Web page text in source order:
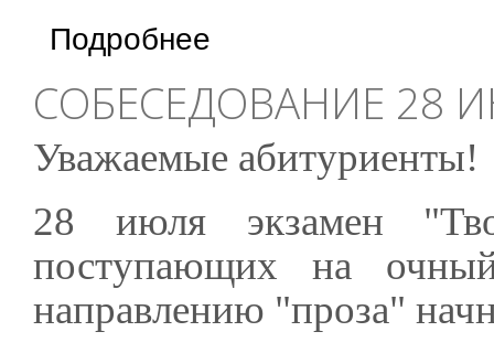
Подробнее
СОБЕСЕДОВАНИЕ 28
Уважаемые абитуриенты!
28 июля экзамен
поступающих на
направлению "проза"